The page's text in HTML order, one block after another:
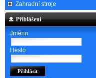
Zahradní stroje
Přihlášení
Jméno
Heslo